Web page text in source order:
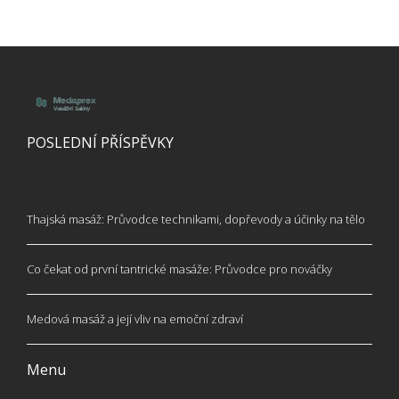
POSLEDNÍ PŘÍSPĚVKY
Thajská masáž: Průvodce technikami, dopřevody a účinky na tělo
Co čekat od první tantrické masáže: Průvodce pro nováčky
Medová masáž a její vliv na emoční zdraví
Menu